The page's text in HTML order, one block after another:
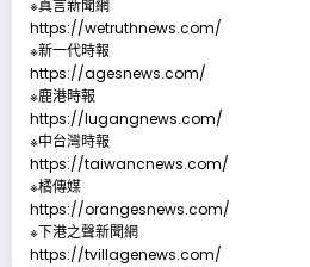
※真言新聞網
https://wetruthnews.com/
※新一代時報
https://agesnews.com/
※鹿港時報
https://lugangnews.com/
※中台灣時報
https://taiwancnews.com/
※橘傳媒
https://orangesnews.com/
※下港之聲新聞網
https://tvillagenews.com/